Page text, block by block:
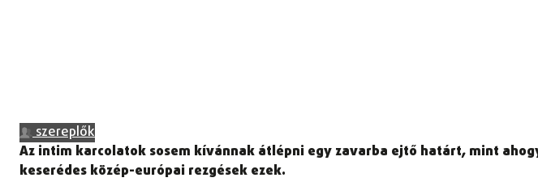
szereplők
Az intim karcolatok sosem kívánnak átlépni egy zavarba ejtő határt, mint
keserédes közép-európai rezgések ezek.